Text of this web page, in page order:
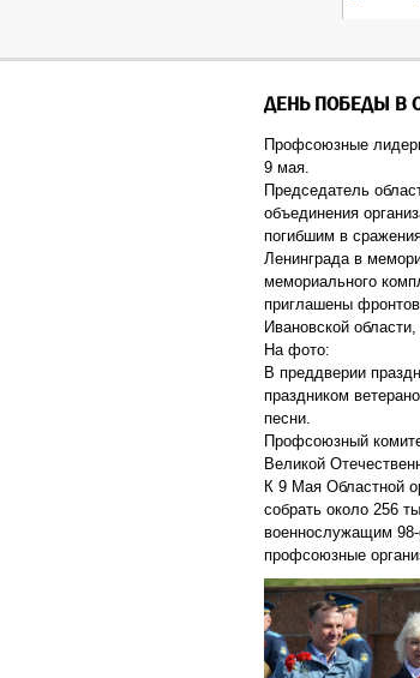
ДЕНЬ ПОБЕДЫ В
Профсоюзные
9 мая.
Председатель
объединения
погибшим в
Ленинграда в
мемориального
приглашены
Ивановской
На фото:
В преддверии
праздником
песни.
Профсоюзный
Великой
К 9 Мая Областной
собрать около 256
военнослужащим 98-
профсоюзные